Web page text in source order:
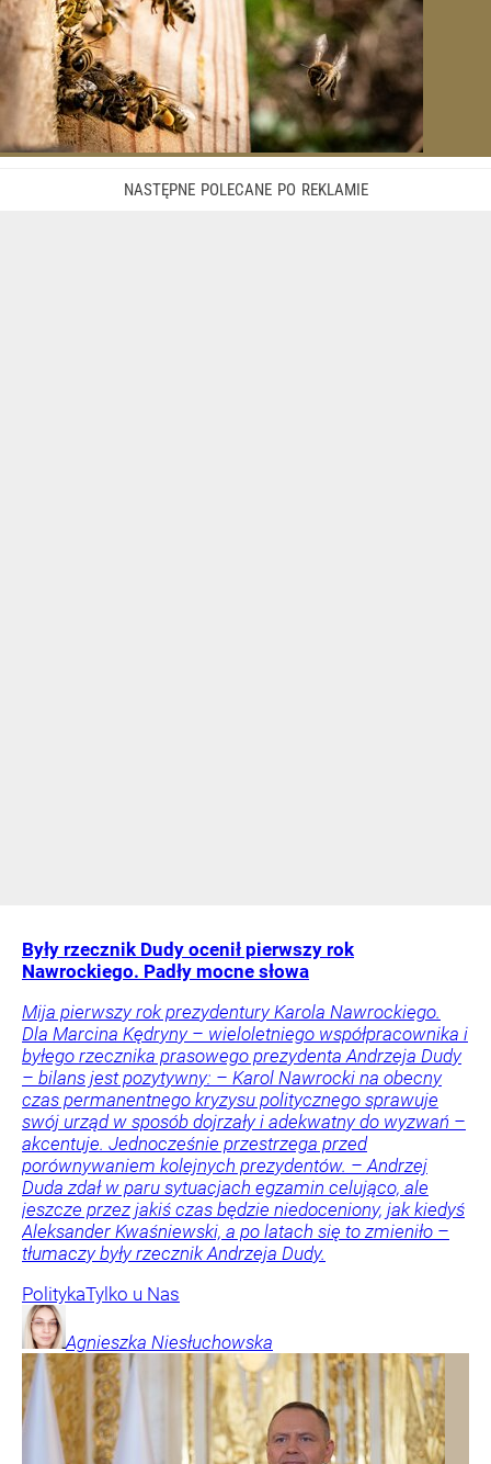
Były rzecznik Dudy ocenił pierwszy rok
Nawrockiego. Padły mocne słowa
Mija pierwszy rok prezydentury Karola Nawrockiego.
Dla Marcina Kędryny – wieloletniego współpracownika i
byłego rzecznika prasowego prezydenta Andrzeja Dudy
– bilans jest pozytywny: – Karol Nawrocki na obecny
czas permanentnego kryzysu politycznego sprawuje
swój urząd w sposób dojrzały i adekwatny do wyzwań –
akcentuje. Jednocześnie przestrzega przed
porównywaniem kolejnych prezydentów. – Andrzej
Duda zdał w paru sytuacjach egzamin celująco, ale
jeszcze przez jakiś czas będzie niedoceniony, jak kiedyś
Aleksander Kwaśniewski, a po latach się to zmieniło –
tłumaczy były rzecznik Andrzeja Dudy.
PolitykaTylko u Nas
Agnieszka Niesłuchowska